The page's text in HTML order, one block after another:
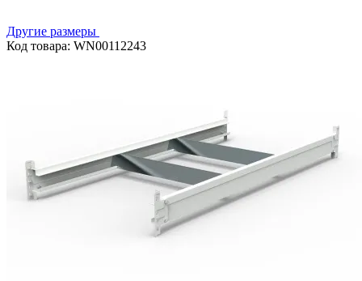
Другие размеры
Код товара: WN00112243